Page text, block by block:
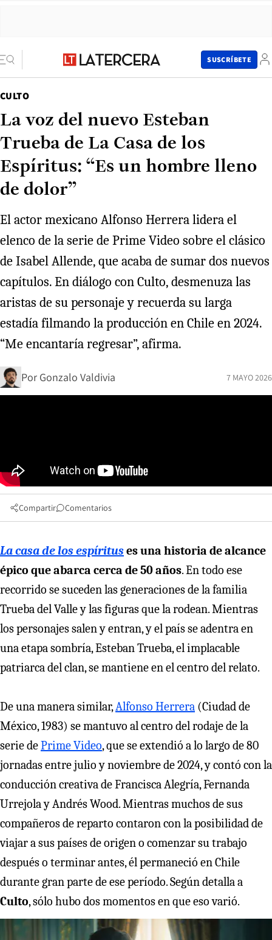
SUSCRÍBETE
CULTO
La voz del nuevo Esteban
Trueba de La Casa de los
Espíritus: “Es un hombre lleno
de dolor”
El actor mexicano Alfonso Herrera lidera el
elenco de la serie de Prime Video sobre el clásico
de Isabel Allende, que acaba de sumar dos nuevos
capítulos. En diálogo con Culto, desmenuza las
aristas de su personaje y recuerda su larga
estadía filmando la producción en Chile en 2024.
“Me encantaría regresar”, afirma.
Por Gonzalo Valdivia 7 MAYO 2026
Compartir Comentarios
La casa de los espírituses una historia de alcance
épico que abarca cerca de 50 años. En todo ese
recorrido se suceden las generaciones de la familia
Trueba del Valle y las figuras que la rodean. Mientras
los personajes salen y entran, y el país se adentra en
una etapa sombría, Esteban Trueba, el implacable
patriarca del clan, se mantiene en el centro del relato.
De una manera similar,Alfonso Herrera (Ciudad de
México, 1983) se mantuvo al centro del rodaje de la
serie dePrime Video, que se extendió a lo largo de 80
jornadas entre julio y noviembre de 2024, y contó con la
conducción creativa de Francisca Alegría, Fernanda
Urrejola y Andrés Wood. Mientras muchos de sus
compañeros de reparto contaron con la posibilidad de
viajar a sus países de origen o comenzar su trabajo
después o terminar antes, él permaneció en Chile
durante gran parte de ese período. Según detalla a
Culto, sólo hubo dos momentos en que eso varió.